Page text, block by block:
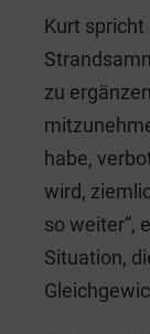
Kurt spricht
zu
habe,
wird,
so weiter“,
Situation,